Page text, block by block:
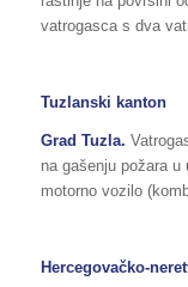
vatrogasca s dva
Tuzlanski kanton
Grad Tuzla.
na gašenju požara
motorno vozilo
Hercegovačko-